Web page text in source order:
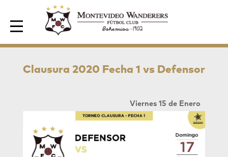
Area de Socios
Clausura 2020 Fecha 1 vs Defensor
Viernes 15 de Enero